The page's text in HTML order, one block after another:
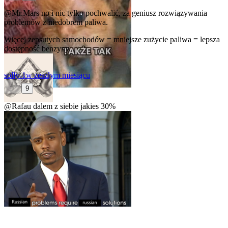
@Mr.Marsno i nic tylko pochwalić, za geniusz rozwiązywania
problemów z niedobrem paliwa.
Więcej zepsutych samochodów = mniejsze zużycie paliwa = lepsza
dostępność benzyny.
solly-1w zeszłym miesiącu
9
@Rafau dalem z siebie jakies 30%